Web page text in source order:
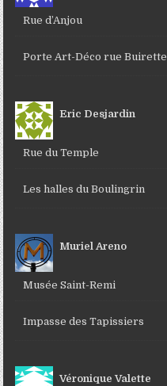
Rue d’Anjou
Porte Art-Déco rue Buirette
Eric Desjardin
Rue du Temple
Les halles du Boulingrin
Muriel Areno
Musée Saint-Remi
Impasse des Tapissiers
Véronique Valette